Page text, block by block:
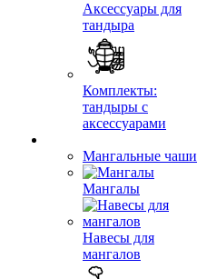
Аксессуары для
тандыра
Комплекты:
тандыры с
аксессуарами
Мангальные чаши
Мангалы
Навесы для
мангалов